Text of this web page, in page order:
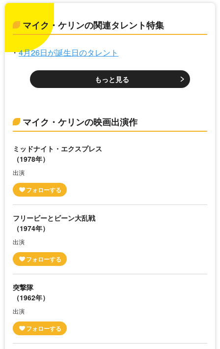
マイク・ケリンの関連タレント特集
4月26日が誕生日のタレント
もっと見る
マイク・ケリンの映画出演作
ミッドナイト・エクスプレス
（1978年）
出演
フリービーとビーン大乱戦
（1974年）
出演
突撃隊
（1962年）
出演